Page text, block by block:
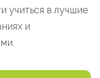
учиться в лучшие
и